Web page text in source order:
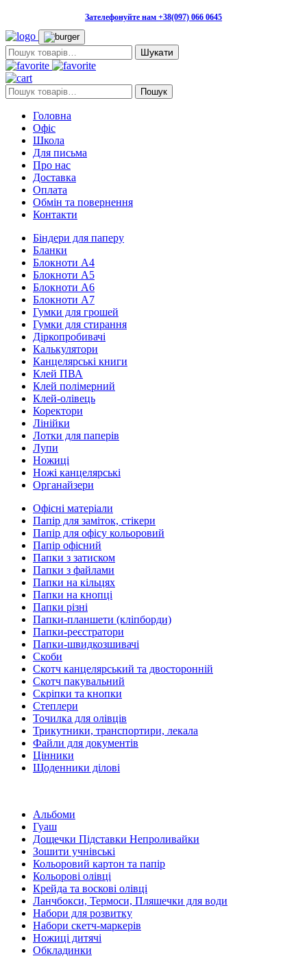
Зателефонуйте нам +38(097) 066 0645
Пошук:
Пошук: Пошук
Головна
Офіс
Школа
Для письма
Про нас
Доставка
Оплата
Обмін та повернення
Контакти
Біндери для паперу
Бланки
Блокноти А4
Блокноти А5
Блокноти А6
Блокноти А7
Гумки для грошей
Гумки для стирання
Діркопробивачі
Калькулятори
Канцелярські книги
Клей ПВА
Клей полімерний
Клей-олівець
Коректори
Лінійки
Лотки для паперів
Лупи
Ножиці
Ножі канцелярські
Органайзери
Офісні матеріали
Папір для заміток, стікери
Папір для офісу кольоровий
Папір офісний
Папки з затиском
Папки з файлами
Папки на кільцях
Папки на кнопці
Папки різні
Папки-планшети (кліпборди)
Папки-реєстратори
Папки-швидкозшивачі
Скоби
Скотч канцелярський та двосторонній
Скотч пакувальний
Скріпки та кнопки
Степлери
Точилка для олівців
Трикутники, транспортири, лекала
Файли для документів
Цінники
Щоденники ділові
Альбоми
Гуаш
Дощечки Підставки Непроливайки
Зошити учнівські
Кольоровий картон та папір
Кольорові олівці
Крейда та воскові олівці
Ланчбокси, Термоси, Пляшечки для води
Набори для розвитку
Набори скетч-маркерів
Ножиці дитячі
Обкладинки